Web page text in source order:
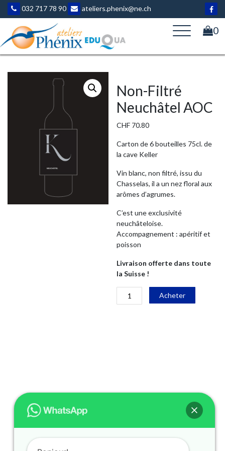
Aller
contenu
032 717 78 90 ateliers.phenix@ne.ch
0
Non-Filtré
Neuchâtel AOC
CHF 70.80
Carton de 6 bouteilles 75cl. de
la cave Keller
Vin blanc, non filtré, issu du
Chasselas, il a un nez floral aux
arômes d’agrumes.
C’est une exclusivité
neuchâteloise.
Accompagnement : apéritif et
poisson
Livraison offerte dans toute
la Suisse !
quantité
de
Acheter